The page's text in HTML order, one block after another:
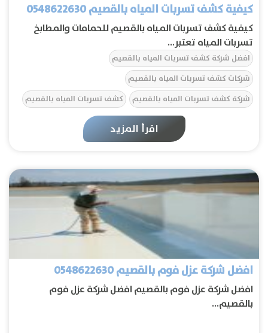
كيفية كشف تسربات المياه بالقصيم 0548622630
كيفية كشف تسربات المياه بالقصيم للحمامات والمطابخ
تسربات المياه تعتبر...
افضل شركة كشف تسربات المياه بالقصيم
شركات كشف تسربات المياه بالقصيم
شركة كشف تسربات المياه بالقصيم
كشف تسربات المياه بالقصيم
كشف تسريبات المياه بالقصيم
كيفية كشف تسربات المياه بالقصيم
اقرأ المزيد
افضل شركة عزل فوم بالقصيم 0548622630
افضل شركة عزل فوم بالقصيم افضل شركة عزل فوم
بالقصيم...